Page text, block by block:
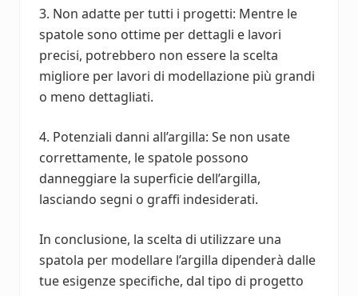
3. Non adatte per tutti i progetti: Mentre le
spatole sono ottime per dettagli e lavori
precisi, potrebbero non essere la scelta
migliore per lavori di modellazione più grandi
o meno dettagliati.
4. Potenziali danni all’argilla: Se non usate
correttamente, le spatole possono
danneggiare la superficie dell’argilla,
lasciando segni o graffi indesiderati.
In conclusione, la scelta di utilizzare una
spatola per modellare l’argilla dipenderà dalle
tue esigenze specifiche, dal tipo di progetto